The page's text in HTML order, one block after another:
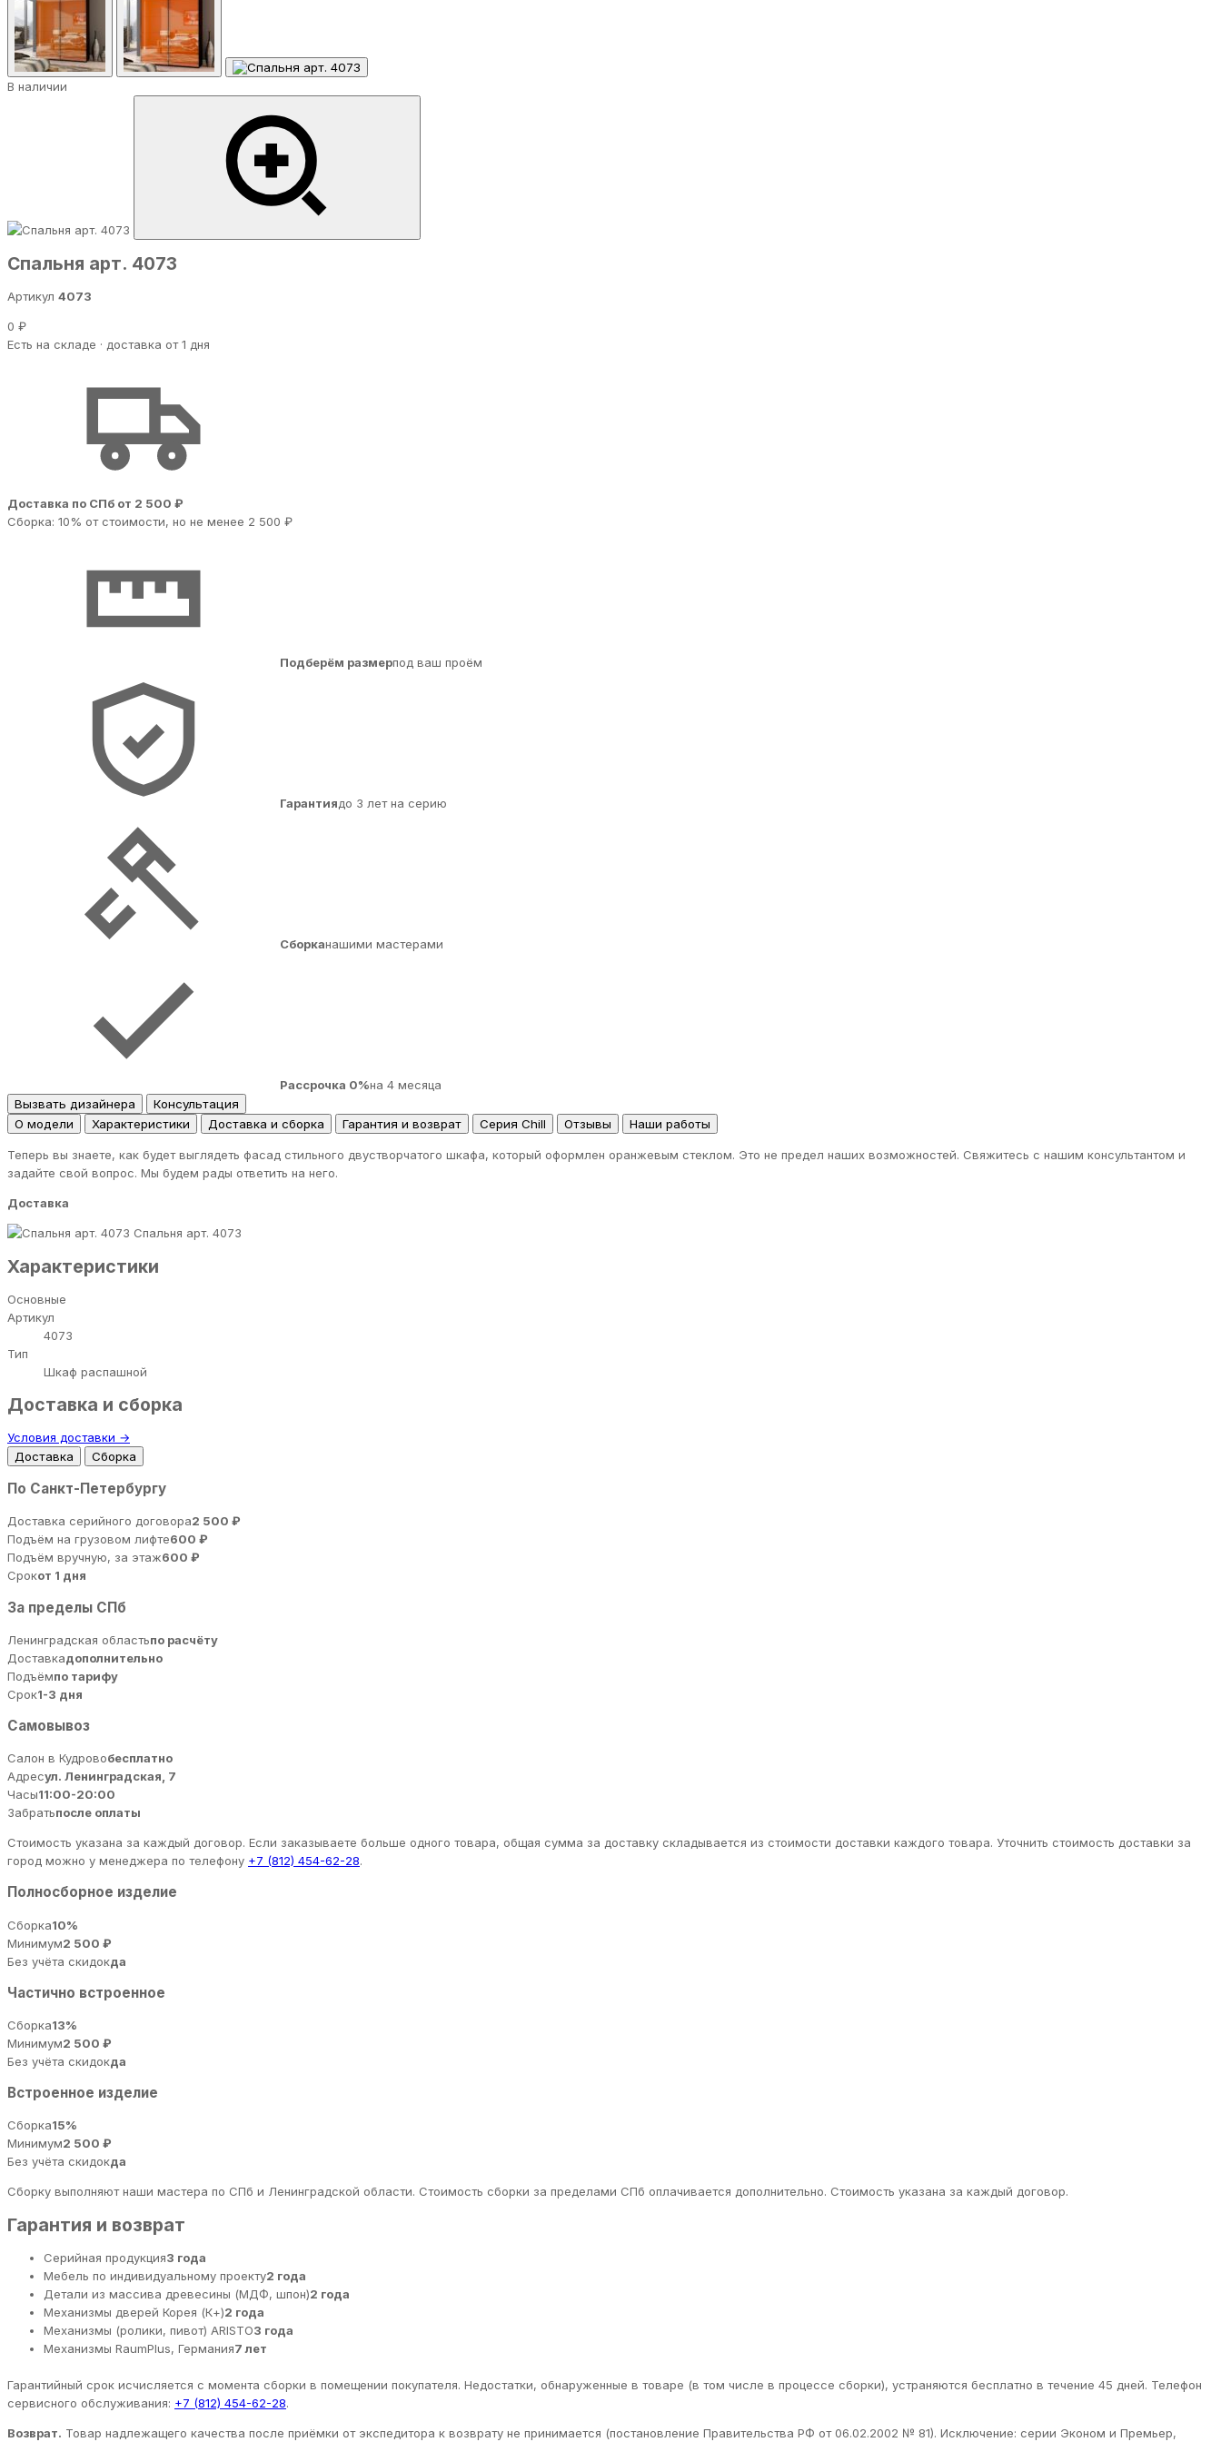
В наличии
Спальня арт. 4073
Артикул 4073
0 ₽
Есть на складе · доставка от 1 дня
Доставка по СПб от 2 500 ₽
Сборка: 10% от стоимости, но не менее 2 500 ₽
Подберём размерпод ваш проём
Гарантиядо 3 лет на серию
Сборканашими мастерами
Рассрочка 0%на 4 месяца
Вызвать дизайнера
Консультация
О модели
Характеристики Доставка и сборка Гарантия и возврат Серия Chill Отзывы Наши работы
Теперь вы знаете, как будет выглядеть фасад стильного двустворчатого шкафа, который оформлен оранжевым стеклом. Это не предел наших возможностей. Свяжитесь с нашим консультантом и
задайте свой вопрос. Мы будем рады ответить на него.
Доставка
Спальня арт. 4073
Характеристики
Основные
Артикул
4073
Тип
Шкаф распашной
Доставка и сборка
Условия доставки →
Доставка
Сборка
По Санкт-Петербургу
Доставка серийного договора2 500 ₽
Подъём на грузовом лифте600 ₽
Подъём вручную, за этаж600 ₽
Срокот 1 дня
За пределы СПб
Ленинградская областьпо расчёту
Доставкадополнительно
Подъёмпо тарифу
Срок1-3 дня
Самовывоз
Салон в Кудровобесплатно
Адресул. Ленинградская, 7
Часы11:00-20:00
Забратьпосле оплаты
Стоимость указана за каждый договор. Если заказываете больше одного товара, общая сумма за доставку складывается из стоимости доставки каждого товара. Уточнить стоимость доставки за
город можно у менеджера по телефону +7 (812) 454-62-28.
Полносборное изделие
Сборка10%
Минимум2 500 ₽
Без учёта скидокда
Частично встроенное
Сборка13%
Минимум2 500 ₽
Без учёта скидокда
Встроенное изделие
Сборка15%
Минимум2 500 ₽
Без учёта скидокда
Сборку выполняют наши мастера по СПб и Ленинградской области. Стоимость сборки за пределами СПб оплачивается дополнительно. Стоимость указана за каждый договор.
Гарантия и возврат
Серийная продукция3 года
Мебель по индивидуальному проекту2 года
Детали из массива древесины (МДФ, шпон)2 года
Механизмы дверей Корея (К+)2 года
Механизмы (ролики, пивот) ARISTO3 года
Механизмы RaumPlus, Германия7 лет
Гарантийный срок исчисляется с момента сборки в помещении покупателя. Недостатки, обнаруженные в товаре (в том числе в процессе сборки), устраняются бесплатно в течение 45 дней. Телефон
сервисного обслуживания: +7 (812) 454-62-28.
Возврат. Товар надлежащего качества после приёмки от экспедитора к возврату не принимается (постановление Правительства РФ от 06.02.2002 № 81). Исключение: серии Эконом и Премьер,